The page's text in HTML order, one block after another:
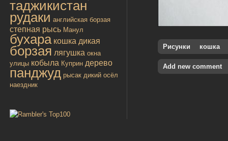
таджикистан
рудаки английская борзая
степная рысь Манул
бухара кошка дикая
борзая лягушка окна
улицы кобыла Куприн дерево
панджуд рысак дикий осёл
наездник
Рисунки кошка
Add new comment